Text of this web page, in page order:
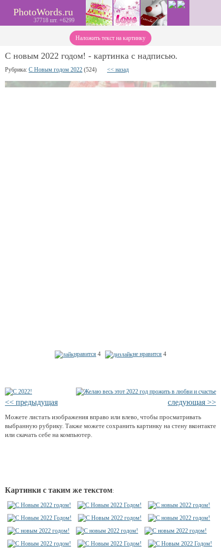
PhotoWords.ru
37718 шт. +6299
Наложить текст на картинку
С новым 2022 годом! - картинка с надписью.
Рубрика: С Новым годом 2022 (524) << назад
нравится 4 не нравится 4
<< предыдущая следующая >>
Можете листать изображения вправо или влево, чтобы просматривать
выбранную рубрику. Также можете сохранить картинку на стену вконтакте
или скачать себе на компьютер.
Картинки с таким же текстом: